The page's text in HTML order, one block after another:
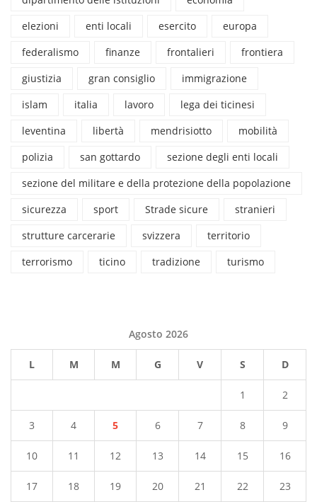
elezioni
enti locali esercito
europa
federalismo
finanze frontalieri
frontiera
giustizia
gran consiglio
immigrazione
islam
italia lavoro
lega dei ticinesi
leventina
libertà mendrisiotto
mobilità
polizia
san gottardo
sezione degli enti locali
sezione del militare e della protezione della popolazione
sicurezza
sport Strade sicure
stranieri
strutture carcerarie
svizzera
territorio
terrorismo
ticino tradizione turismo
Agosto 2026
L M M G V S D
1 2
3 4 5 6 7 8 9
10 11 12 13 14 15 16
17 18 19 20 21 22 23